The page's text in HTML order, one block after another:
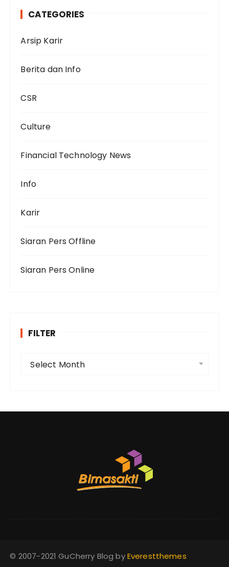
CATEGORIES
Arsip Karir
Berita dan Info
CSR
Culture
Financial Technology News
Info
Karir
Siaran Pers Offline
Siaran Pers Online
FILTER
e
Select Month
© 2007-2021 GuCherry Blog byEverestthemes